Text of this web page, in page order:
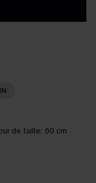
IN
de taille: 60 cm